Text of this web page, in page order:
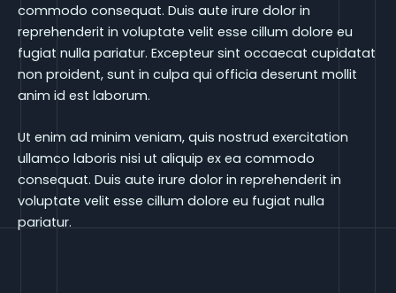
commodo consequat. Duis aute irure dolor in
reprehenderit in voluptate velit esse cillum dolore eu
fugiat nulla pariatur. Excepteur sint occaecat cupidatat
non proident, sunt in culpa qui officia deserunt mollit
anim id est laborum.
Ut enim ad minim veniam, quis nostrud exercitation
ullamco laboris nisi ut aliquip ex ea commodo
consequat. Duis aute irure dolor in reprehenderit in
voluptate velit esse cillum dolore eu fugiat nulla
pariatur.